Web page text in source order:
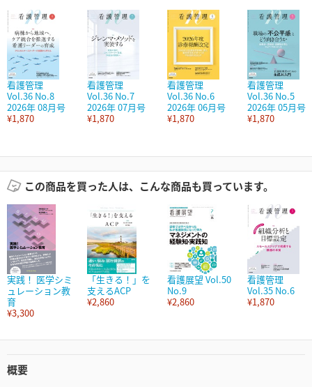
看護管理
Vol.36 No.8
2026年 08月号
¥1,870
看護管理
Vol.36 No.7
2026年 07月号
¥1,870
看護管理
Vol.36 No.6
2026年 06月号
¥1,870
看護管理
Vol.36 No.5
2026年 05月号
¥1,870
この商品を買った人は、こんな商品も買っています。
実践！ 医学シミ
ュレーション教
育
¥3,300
「生きる！」を
支えるACP
¥2,860
看護展望 Vol.50
No.9
¥2,860
看護管理
Vol.35 No.6
¥1,870
概要